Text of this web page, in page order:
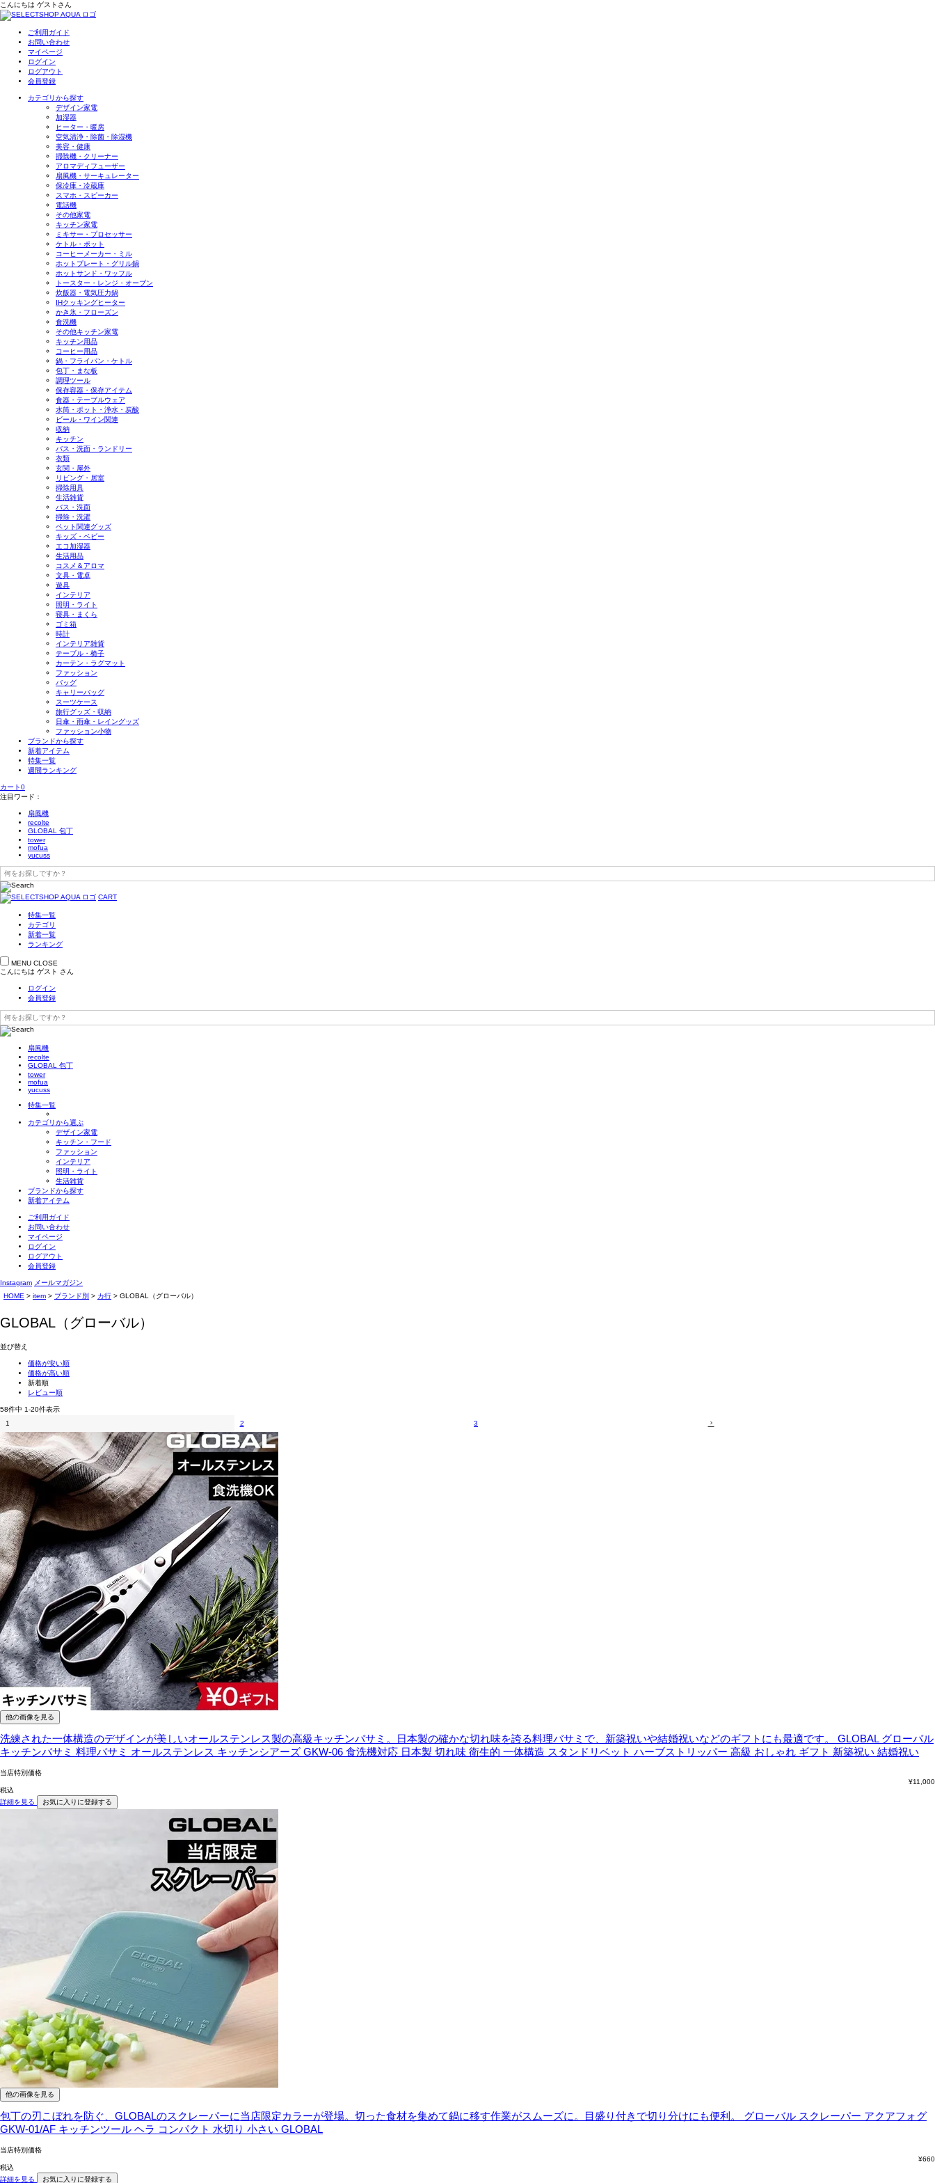
こんにちは ゲスト さん
ご利用ガイド
お問い合わせ
マイページ
ログイン
ログアウト
会員登録
カテゴリから探す
デザイン家電
加湿器
ヒーター・暖房
空気清浄・除菌・除湿機
美容・健康
掃除機・クリーナー
アロマディフューザー
扇風機・サーキュレーター
保冷庫・冷蔵庫
スマホ・スピーカー
電話機
その他家電
キッチン家電
ミキサー・プロセッサー
ケトル・ポット
コーヒーメーカー・ミル
ホットプレート・グリル鍋
ホットサンド・ワッフル
トースター・レンジ・オーブン
炊飯器・電気圧力鍋
IHクッキングヒーター
かき氷・フローズン
食洗機
その他キッチン家電
キッチン用品
コーヒー用品
鍋・フライパン・ケトル
包丁・まな板
調理ツール
保存容器・保存アイテム
食器・テーブルウェア
水筒・ポット・浄水・炭酸
ビール・ワイン関連
収納
キッチン
バス・洗面・ランドリー
衣類
玄関・屋外
リビング・居室
掃除用具
生活雑貨
バス・洗面
掃除・洗濯
ペット関連グッズ
キッズ・ベビー
エコ加湿器
生活用品
コスメ＆アロマ
文具・電卓
遊具
インテリア
照明・ライト
寝具・まくら
ゴミ箱
時計
インテリア雑貨
テーブル・椅子
カーテン・ラグマット
ファッション
バッグ
キャリーバッグ
スーツケース
旅行グッズ・収納
日傘・雨傘・レイングッズ
ファッション小物
ブランドから探す
新着アイテム
特集一覧
週間ランキング
カート0
注目ワード：
扇風機
recolte
GLOBAL 包丁
tower
mofua
yucuss
CART
特集一覧
カテゴリ
新着一覧
ランキング
MENU CLOSE
こんにちは ゲスト さん
ログイン
会員登録
扇風機
recolte
GLOBAL 包丁
tower
mofua
yucuss
特集一覧
カテゴリから選ぶ
デザイン家電
キッチン・フード
ファッション
インテリア
照明・ライト
生活雑貨
ブランドから探す
新着アイテム
ご利用ガイド
お問い合わせ
マイページ
ログイン
ログアウト
会員登録
Instagram メールマガジン
HOME
item ブランド別 カ行 GLOBAL（グローバル）
GLOBAL（グローバル）
並び替え
価格が安い順
価格が高い順
新着順
レビュー順
58件中 1-20件表示
1
2 3
他の画像を見る
洗練された一体構造のデザインが美しいオールステンレス製の高級キッチンバサミ。日本製の確かな切れ味を誇る料理バサミで、新築祝いや結婚祝いなどのギフトにも最適です。
GLOBAL グローバル
キッチンバサミ 料理バサミ オールステンレス キッチンシアーズ GKW-06 食洗機対応 日本製 切れ味 衛生的 一体構造 スタンドリベット ハーブストリッパー 高級 おしゃれ ギフト 新築祝い 結婚祝い
当店特別価格
¥11,000
税込
詳細を見る
お気に入りに登録する
他の画像を見る
包丁の刃こぼれを防ぐ、GLOBALのスクレーパーに当店限定カラーが登場。切った食材を集めて鍋に移す作業がスムーズに。目盛り付きで切り分けにも便利。
グローバル スクレーパー アクアフォグ
GKW-01/AF キッチンツール ヘラ コンパクト 水切り 小さい GLOBAL
当店特別価格
¥660
税込
詳細を見る
お気に入りに登録する